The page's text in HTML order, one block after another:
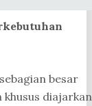
besar
diajarkan